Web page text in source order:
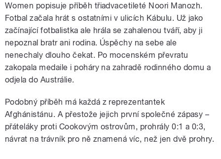
Women popisuje příběh třiadvacetileté Noori Manozh.
Fotbal začala hrát s ostatními v ulicích Kábulu. Už jako
začínající fotbalistka ale hrála se zahalenou tváří, aby ji
nepoznal bratr ani rodina. Úspěchy na sebe ale
nenechaly dlouho čekat. Po mocenském převratu
zakopala medaile i poháry na zahradě rodinného domu a
odjela do Austrálie.
Podobný příběh má každá z reprezentantek
Afghánistánu. A přestože jejich první společné zápasy –
přáteláky proti Cookovým ostrovům, prohrály 0:1 a 0:3,
návrat na trávník pro ně znamená víc, než jen dvě prohry.